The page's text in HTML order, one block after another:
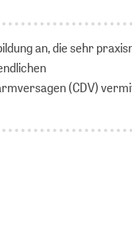
an, die sehr
(CDV)